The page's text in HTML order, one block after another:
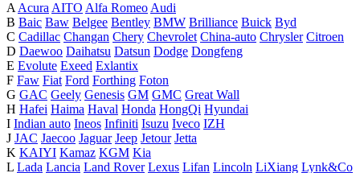
A Acura AITO Alfa Romeo Audi
B Baic Baw Belgee Bentley BMW Brilliance Buick Byd
C Cadillac Changan Chery Chevrolet China-auto Chrysler Citroen
D Daewoo Daihatsu Datsun Dodge Dongfeng
E Evolute Exeed Exlantix
F Faw Fiat Ford Forthing Foton
G GAC Geely Genesis GM GMC Great Wall
H Hafei Haima Haval Honda HongQi Hyundai
I Indian auto Ineos Infiniti Isuzu Iveco IZH
J JAC Jaecoo Jaguar Jeep Jetour Jetta
K KAIYI Kamaz KGM Kia
L Lada Lancia Land Rover Lexus Lifan Lincoln LiXiang Lynk&Co